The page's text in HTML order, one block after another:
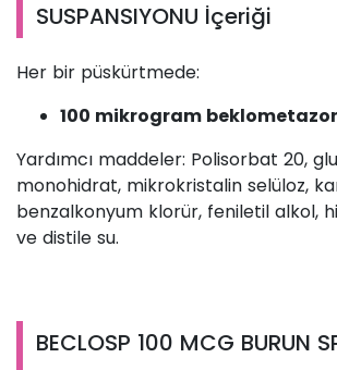
SUSPANSIYONU İçeriği
Her bir püskürtmede:
100 mikrogram
Yardımcı maddeler: Polisorbat 20,
monohidrat, mikrokristalin selüloz,
benzalkonyum klorür, feniletil alkol,
ve distile su.
BECLOSP 100 MCG BURUN